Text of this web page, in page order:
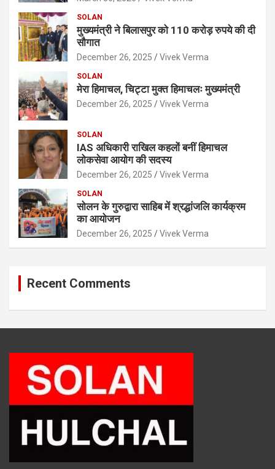
SOLAN
मुख्यमंत्री ने बिलासपुर को 110 करोड़ रुपये की दी
सौगात
December 26, 2025 Vivek Verma
SOLAN
मेरा हिमाचल, चिट्टा मुक्त हिमाचलः मुख्यमंत्री
December 26, 2025 Vivek Verma
SOLAN
IAS अधिकारी राखिल कहलों बनीं हिमाचल
लोकसेवा आयोग की सदस्य
December 26, 2025 Vivek Verma
SOLAN
सोलन के गुरुद्वारा साहिब में श्रद्धांजलि कार्यक्रम
का आयोजन
December 26, 2025 Vivek Verma
Recent Comments